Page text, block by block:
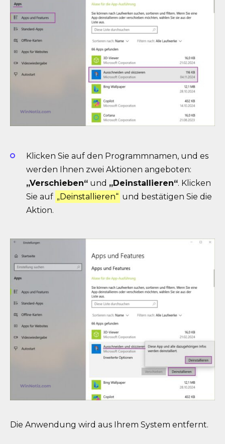
Klicken Sie auf den Programmnamen, und es
werden Ihnen zwei Aktionen angeboten:
„Verschieben“ und „Deinstallieren“. Klicken
Sie auf „Deinstallieren“ und bestätigen Sie die
Aktion.
Die Anwendung wird aus Ihrem System entfernt.